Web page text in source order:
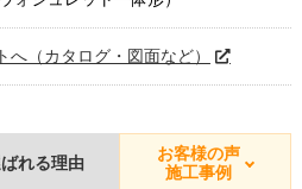
へ（カタログ・図面など）
れる理由
お客様の声
施工事例